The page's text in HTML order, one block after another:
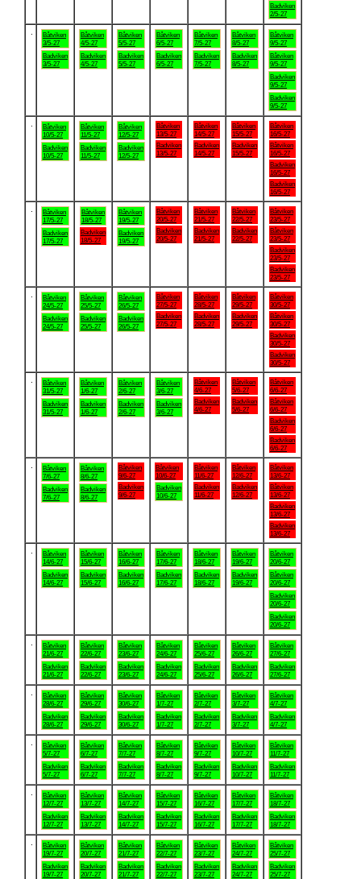
Badviken
2/5-27
Båtviken
3/5-27
Badviken
3/5-27
Båtviken
4/5-27
Badviken
4/5-27
Båtviken
5/5-27
Badviken
5/5-27
Båtviken
6/5-27
Badviken
6/5-27
Båtviken
7/5-27
Badviken
7/5-27
Båtviken
8/5-27
Badviken
8/5-27
Båtviken
9/5-27
Båtviken
9/5-27
Badviken
9/5-27
Badviken
9/5-27
Båtviken
10/5-27
Badviken
10/5-27
Båtviken
11/5-27
Badviken
11/5-27
Båtviken
12/5-27
Badviken
12/5-27
Båtviken
13/5-27
Badviken
13/5-27
Båtviken
14/5-27
Badviken
14/5-27
Båtviken
15/5-27
Badviken
15/5-27
Båtviken
16/5-27
Båtviken
16/5-27
Badviken
16/5-27
Badviken
16/5-27
Båtviken
17/5-27
Badviken
17/5-27
Båtviken
18/5-27
Badviken
18/5-27
Båtviken
19/5-27
Badviken
19/5-27
Båtviken
20/5-27
Badviken
20/5-27
Båtviken
21/5-27
Badviken
21/5-27
Båtviken
22/5-27
Badviken
22/5-27
Båtviken
23/5-27
Båtviken
23/5-27
Badviken
23/5-27
Badviken
23/5-27
Båtviken
24/5-27
Badviken
24/5-27
Båtviken
25/5-27
Badviken
25/5-27
Båtviken
26/5-27
Badviken
26/5-27
Båtviken
27/5-27
Badviken
27/5-27
Båtviken
28/5-27
Badviken
28/5-27
Båtviken
29/5-27
Badviken
29/5-27
Båtviken
30/5-27
Båtviken
30/5-27
Badviken
30/5-27
Badviken
30/5-27
Båtviken
31/5-27
Badviken
31/5-27
Båtviken
1/6-27
Badviken
1/6-27
Båtviken
2/6-27
Badviken
2/6-27
Båtviken
3/6-27
Badviken
3/6-27
Båtviken
4/6-27
Badviken
4/6-27
Båtviken
5/6-27
Badviken
5/6-27
Båtviken
6/6-27
Båtviken
6/6-27
Badviken
6/6-27
Badviken
6/6-27
Båtviken
7/6-27
Badviken
7/6-27
Båtviken
8/6-27
Badviken
8/6-27
Båtviken
9/6-27
Badviken
9/6-27
Båtviken
10/6-27
Badviken
10/6-27
Båtviken
11/6-27
Badviken
11/6-27
Båtviken
12/6-27
Badviken
12/6-27
Båtviken
13/6-27
Båtviken
13/6-27
Badviken
13/6-27
Badviken
13/6-27
Båtviken
14/6-27
Badviken
14/6-27
Båtviken
15/6-27
Badviken
15/6-27
Båtviken
16/6-27
Badviken
16/6-27
Båtviken
17/6-27
Badviken
17/6-27
Båtviken
18/6-27
Badviken
18/6-27
Båtviken
19/6-27
Badviken
19/6-27
Båtviken
20/6-27
Båtviken
20/6-27
Badviken
20/6-27
Badviken
20/6-27
Båtviken
21/6-27
Badviken
21/6-27
Båtviken
22/6-27
Badviken
22/6-27
Båtviken
23/6-27
Badviken
23/6-27
Båtviken
24/6-27
Badviken
24/6-27
Båtviken
25/6-27
Badviken
25/6-27
Båtviken
26/6-27
Badviken
26/6-27
Båtviken
27/6-27
Badviken
27/6-27
Båtviken
28/6-27
Badviken
28/6-27
Båtviken
29/6-27
Badviken
29/6-27
Båtviken
30/6-27
Badviken
30/6-27
Båtviken
1/7-27
Badviken
1/7-27
Båtviken
2/7-27
Badviken
2/7-27
Båtviken
3/7-27
Badviken
3/7-27
Båtviken
4/7-27
Badviken
4/7-27
Båtviken
5/7-27
Badviken
5/7-27
Båtviken
6/7-27
Badviken
6/7-27
Båtviken
7/7-27
Badviken
7/7-27
Båtviken
8/7-27
Badviken
8/7-27
Båtviken
9/7-27
Badviken
9/7-27
Båtviken
10/7-27
Badviken
10/7-27
Båtviken
11/7-27
Badviken
11/7-27
Båtviken
12/7-27
Badviken
12/7-27
Båtviken
13/7-27
Badviken
13/7-27
Båtviken
14/7-27
Badviken
14/7-27
Båtviken
15/7-27
Badviken
15/7-27
Båtviken
16/7-27
Badviken
16/7-27
Båtviken
17/7-27
Badviken
17/7-27
Båtviken
18/7-27
Badviken
18/7-27
Båtviken
19/7-27
Badviken
19/7-27
Båtviken
20/7-27
Badviken
20/7-27
Båtviken
21/7-27
Badviken
21/7-27
Båtviken
22/7-27
Badviken
22/7-27
Båtviken
23/7-27
Badviken
23/7-27
Båtviken
24/7-27
Badviken
24/7-27
Båtviken
25/7-27
Badviken
25/7-27